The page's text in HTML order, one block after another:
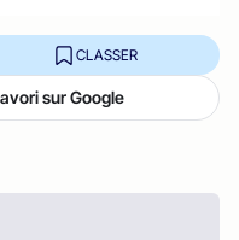
CLASSER
sur Google